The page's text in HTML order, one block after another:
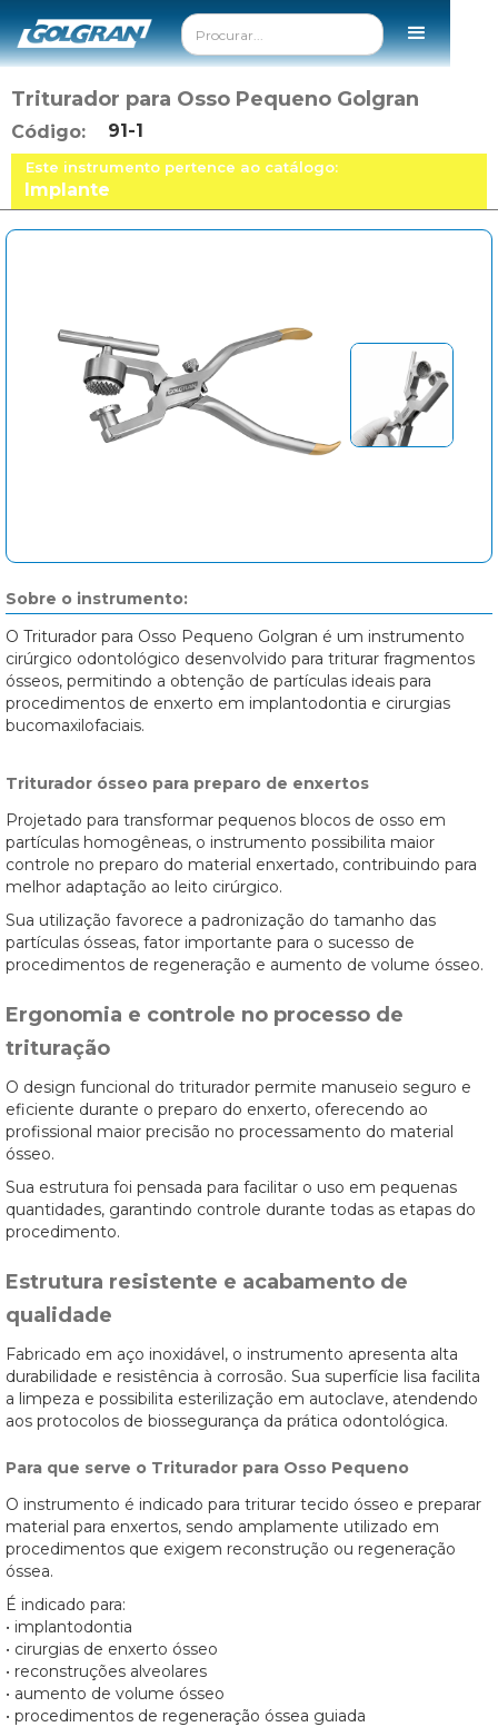
Triturador para Osso Pequeno Golgran
Código: 91-1
Este instrumento pertence ao catálogo:
Implante
Sobre o instrumento:
O Triturador para Osso Pequeno Golgran é um instrumento
cirúrgico odontológico desenvolvido para triturar fragmentos
ósseos, permitindo a obtenção de partículas ideais para
procedimentos de enxerto em implantodontia e cirurgias
bucomaxilofaciais.
Triturador ósseo para preparo de enxertos
Projetado para transformar pequenos blocos de osso em
partículas homogêneas, o instrumento possibilita maior
controle no preparo do material enxertado, contribuindo para
melhor adaptação ao leito cirúrgico.
Sua utilização favorece a padronização do tamanho das
partículas ósseas, fator importante para o sucesso de
procedimentos de regeneração e aumento de volume ósseo.
Ergonomia e controle no processo de
trituração
O design funcional do triturador permite manuseio seguro e
eficiente durante o preparo do enxerto, oferecendo ao
profissional maior precisão no processamento do material
ósseo.
Sua estrutura foi pensada para facilitar o uso em pequenas
quantidades, garantindo controle durante todas as etapas do
procedimento.
Estrutura resistente e acabamento de
qualidade
Fabricado em aço inoxidável, o instrumento apresenta alta
durabilidade e resistência à corrosão. Sua superfície lisa facilita
a limpeza e possibilita esterilização em autoclave, atendendo
aos protocolos de biossegurança da prática odontológica.
Para que serve o Triturador para Osso Pequeno
O instrumento é indicado para triturar tecido ósseo e preparar
material para enxertos, sendo amplamente utilizado em
procedimentos que exigem reconstrução ou regeneração
óssea.
É indicado para:
• implantodontia
• cirurgias de enxerto ósseo
• reconstruções alveolares
• aumento de volume ósseo
• procedimentos de regeneração óssea guiada